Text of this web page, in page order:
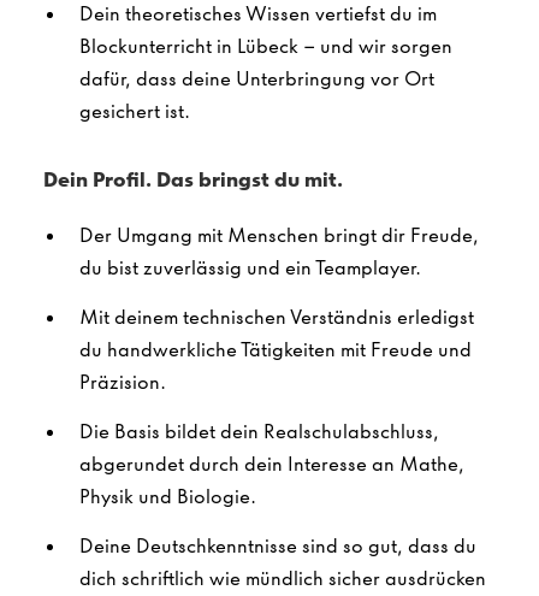
Dein theoretisches Wissen vertiefst du im
Blockunterricht in Lübeck – und wir sorgen
dafür, dass deine Unterbringung vor Ort
gesichert ist.
Dein Profil. Das bringst du mit.
Der Umgang mit Menschen bringt dir Freude,
du bist zuverlässig und ein Teamplayer.
Mit deinem technischen Verständnis erledigst
du handwerkliche Tätigkeiten mit Freude und
Präzision.
Die Basis bildet dein Realschulabschluss,
abgerundet durch dein Interesse an Mathe,
Physik und Biologie.
Deine Deutschkenntnisse sind so gut, dass du
dich schriftlich wie mündlich sicher ausdrücken